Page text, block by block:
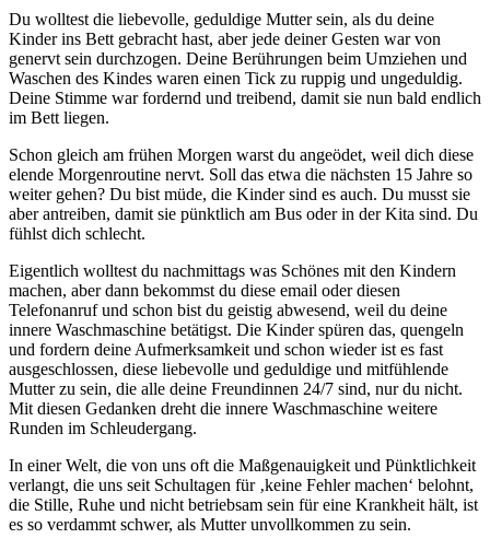
Du wolltest die liebevolle, geduldige Mutter sein, als du deine
Kinder ins Bett gebracht hast, aber jede deiner Gesten war von
genervt sein durchzogen. Deine Berührungen beim Umziehen und
Waschen des Kindes waren einen Tick zu ruppig und ungeduldig.
Deine Stimme war fordernd und treibend, damit sie nun bald endlich
im Bett liegen.
Schon gleich am frühen Morgen warst du angeödet, weil dich diese
elende Morgenroutine nervt. Soll das etwa die nächsten 15 Jahre so
weiter gehen? Du bist müde, die Kinder sind es auch. Du musst sie
aber antreiben, damit sie pünktlich am Bus oder in der Kita sind. Du
fühlst dich schlecht.
Eigentlich wolltest du nachmittags was Schönes mit den Kindern
machen, aber dann bekommst du diese email oder diesen
Telefonanruf und schon bist du geistig abwesend, weil du deine
innere Waschmaschine betätigst. Die Kinder spüren das, quengeln
und fordern deine Aufmerksamkeit und schon wieder ist es fast
ausgeschlossen, diese liebevolle und geduldige und mitfühlende
Mutter zu sein, die alle deine Freundinnen 24/7 sind, nur du nicht.
Mit diesen Gedanken dreht die innere Waschmaschine weitere
Runden im Schleudergang.
In einer Welt, die von uns oft die Maßgenauigkeit und Pünktlichkeit
verlangt, die uns seit Schultagen für ‚keine Fehler machen‘ belohnt,
die Stille, Ruhe und nicht betriebsam sein für eine Krankheit hält, ist
es so verdammt schwer, als Mutter unvollkommen zu sein.